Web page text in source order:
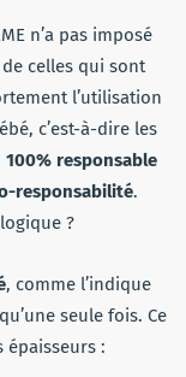
n’a pas imposé
celles qui sont
l’utilisation
c’est-à-dire les
responsable
responsabilité.
?
, comme l’indique
seule fois. Ce
épaisseurs :